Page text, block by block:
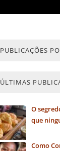
PUBLICAÇÕES
ÚLTIMAS
O
que
Como